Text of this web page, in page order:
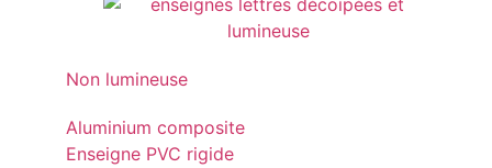
Non lumineuse
Aluminium composite
Enseigne PVC rigide